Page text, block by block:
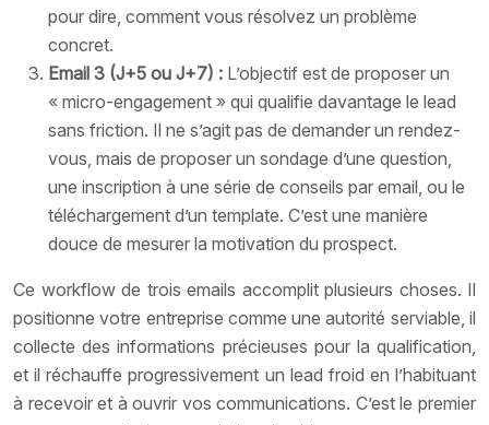
pour dire, comment vous résolvez un problème
concret.
Email 3 (J+5 ou J+7) : L’objectif est de proposer un
« micro-engagement » qui qualifie davantage le lead
sans friction. Il ne s’agit pas de demander un rendez-
vous, mais de proposer un sondage d’une question,
une inscription à une série de conseils par email, ou le
téléchargement d’un template. C’est une manière
douce de mesurer la motivation du prospect.
Ce workflow de trois emails accomplit plusieurs choses. Il
positionne votre entreprise comme une autorité serviable, il
collecte des informations précieuses pour la qualification,
et il réchauffe progressivement un lead froid en l’habituant
à recevoir et à ouvrir vos communications. C’est le premier